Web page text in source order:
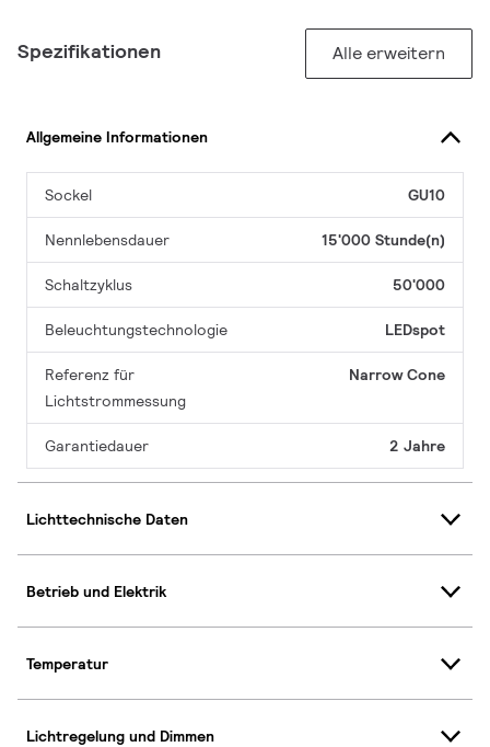
Spezifikationen Alle erweitern
Allgemeine Informationen
Sockel GU10
Nennlebensdauer 15'000 Stunde(n)
Schaltzyklus 50'000
Beleuchtungstechnologie LEDspot
Referenz für
Lichtstrommessung
Narrow Cone
Garantiedauer 2 Jahre
Lichttechnische Daten
Betrieb und Elektrik
Temperatur
Lichtregelung und Dimmen